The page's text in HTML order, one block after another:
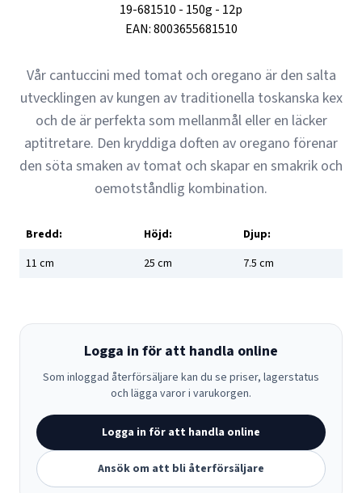
19-681510 - 150g - 12p
EAN:8003655681510
Vår cantuccini med tomat och oregano är den salta
utvecklingen av kungen av traditionella toskanska kex
och de är perfekta som mellanmål eller en läcker
aptitretare. Den kryddiga doften av oregano förenar
den söta smaken av tomat och skapar en smakrik och
oemotståndlig kombination.
Bredd: Höjd:
Djup:
11 cm 25 cm 7.5 cm
Logga in för att handla online
Som inloggad återförsäljare kan du se priser, lagerstatus
och lägga varor i varukorgen.
Logga in för att handla online
Ansök om att bli återförsäljare